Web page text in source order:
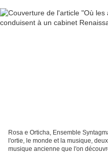
Rosa e Orticha, Ensemble
l'ortie, le monde et la musique,
musique ancienne que l'on